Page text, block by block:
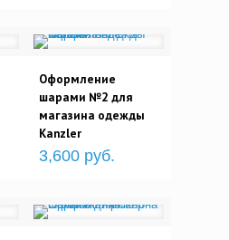
Оформление
шарами №2 для
магазина одежды
Kanzler
3,600 руб.